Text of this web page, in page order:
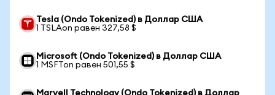
Tesla (Ondo Tokenized) в Доллар США
1 TSLAon равен 327,58 $
Microsoft (Ondo Tokenized) в Доллар США
1 MSFTon равен 501,55 $
Marvell Technology (Ondo Tokenized) в Доллар